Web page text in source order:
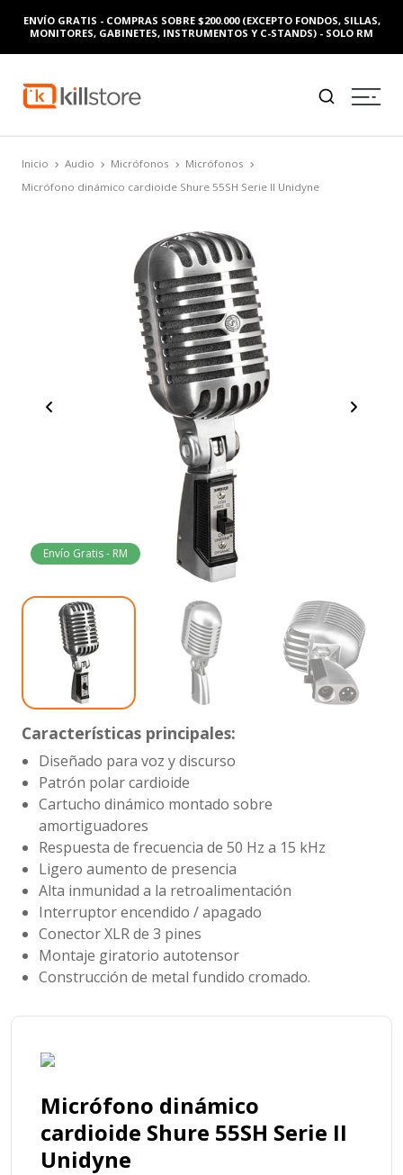
ENVÍO GRATIS - COMPRAS SOBRE $200.000 (EXCEPTO FONDOS, SILLAS,
MONITORES, GABINETES, INSTRUMENTOS Y C-STANDS) - SOLO RM
Inicio Audio Micrófonos
Micrófonos
Micrófono dinámico cardioide Shure 55SH Serie II Unidyne
Envío Gratis - RM
Características principales:
Diseñado para voz y discurso
Patrón polar cardioide
Cartucho dinámico montado sobre
amortiguadores
Respuesta de frecuencia de 50 Hz a 15 kHz
Ligero aumento de presencia
Alta inmunidad a la retroalimentación
Interruptor encendido / apagado
Conector XLR de 3 pines
Montaje giratorio autotensor
Construcción de metal fundido cromado.
Micrófono dinámico
cardioide Shure 55SH Serie II
Unidyne